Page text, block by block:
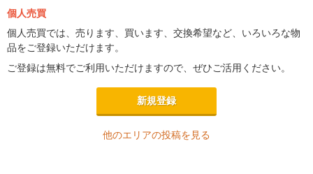
個人売買
個人売買では、売ります、買います、交換希望など、いろいろな物
品をご登録いただけます。
ご登録は無料でご利用いただけますので、ぜひご活用ください。
新規登録
他のエリアの投稿を見る